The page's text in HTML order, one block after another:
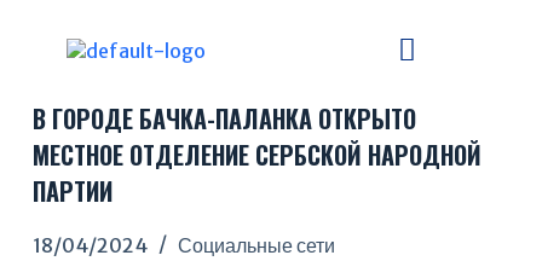
и
В ГОРОДЕ БАЧКА-ПАЛАНКА ОТКРЫТО
МЕСТНОЕ ОТДЕЛЕНИЕ СЕРБСКОЙ НАРОДНОЙ
ПАРТИИ
18/04/2024 Социальные сети